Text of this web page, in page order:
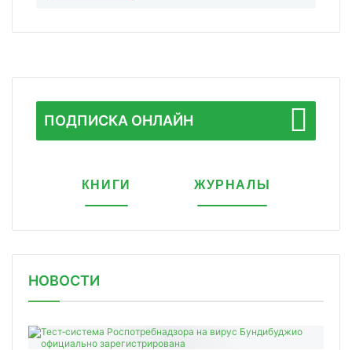
ПОДПИСКА ОНЛАЙН
КНИГИ ЖУРНАЛЫ
НОВОСТИ